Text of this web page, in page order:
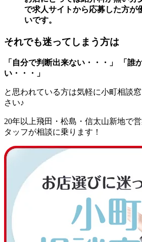
で求人サイトから応募した方が
いです。
それでも迷ってしまう方は
「自分で判断出来ない・・・」
「誰
い・・・」
と思われている方は気軽に小町相談
さい♪
20年以上飛田・松島・信太山新地で
タッフが相談に乗ります！